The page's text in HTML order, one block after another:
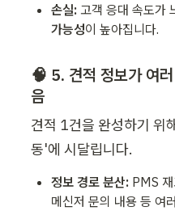
손실: 고객 응대 속도가
가능성이 높아집니다.
🧠 5. 견적 정보가 여
음
견적 1건을 완성하기 위
동'에 시달립니다.
정보 경로 분산: PMS
메신저 문의 내용 등 여